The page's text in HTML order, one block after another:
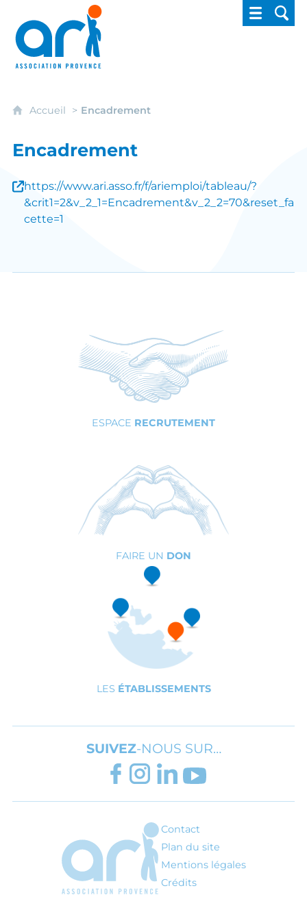
ARI - Association régionale pour
Accueil Encadrement
Encadrement
https://www.ari.asso.fr/f/ariemploi/tableau/?
&crit1=2&v_2_1=Encadrement&v_2_2=70&reset_fa
cette=1
ESPACE RECRUTEMENT
FAIRE UN DON
LES ÉTABLISSEMENTS
SUIVEZ-NOUS SUR…
FACEBOOK
INSTAGRAM
LINKEDIN
YOUTUBE
ARI - Association régionale pour
Contact
Plan du site
Mentions légales
Crédits